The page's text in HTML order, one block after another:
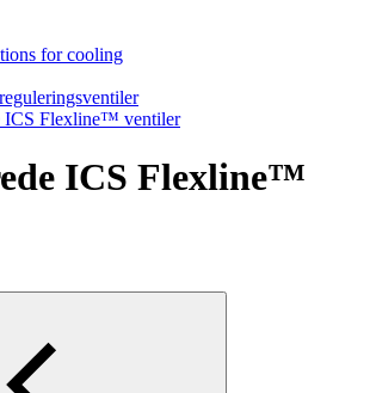
for cooling
ICS Flexline™ ventiler
ICS Flexline™